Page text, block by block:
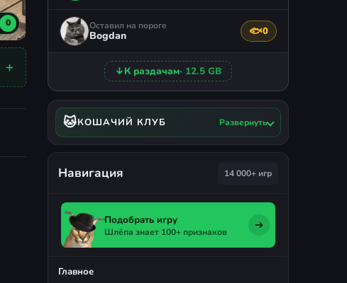
Оставил на пороге
Bogdan 🐟0
Поблагодарить
↓К раздачам· 12.5 GB
0
🐱КОШАЧИЙ КЛУБ Развернуть
Навигация 14 000+ игр
Подобрать игру
Шлёпа знает 100+ признаков
Главное